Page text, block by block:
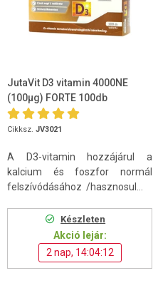
JutaVit D3 vitamin 4000NE
(100µg) FORTE 100db
Cikksz. JV3021
A D3-vitamin hozzájárul a
kalcium és foszfor normál
felszívódásához /hasznosul...
Készleten
Akció lejár:
2 nap, 14:04:11